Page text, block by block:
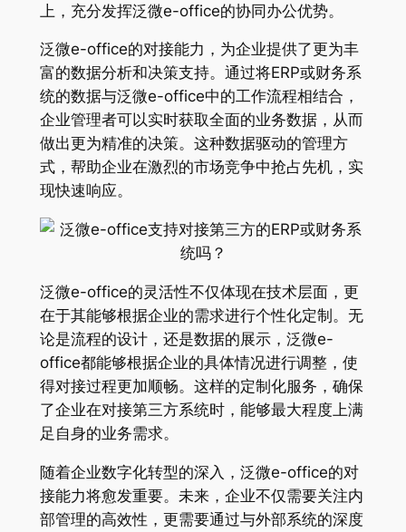
上，充分发挥泛微e-office的协同办公优势。
泛微e-office的对接能力，为企业提供了更为丰
富的数据分析和决策支持。通过将ERP或财务系
统的数据与泛微e-office中的工作流程相结合，
企业管理者可以实时获取全面的业务数据，从而
做出更为精准的决策。这种数据驱动的管理方
式，帮助企业在激烈的市场竞争中抢占先机，实
现快速响应。
泛微e-office的灵活性不仅体现在技术层面，更
在于其能够根据企业的需求进行个性化定制。无
论是流程的设计，还是数据的展示，泛微e-
office都能够根据企业的具体情况进行调整，使
得对接过程更加顺畅。这样的定制化服务，确保
了企业在对接第三方系统时，能够最大程度上满
足自身的业务需求。
随着企业数字化转型的深入，泛微e-office的对
接能力将愈发重要。未来，企业不仅需要关注内
部管理的高效性，更需要通过与外部系统的深度